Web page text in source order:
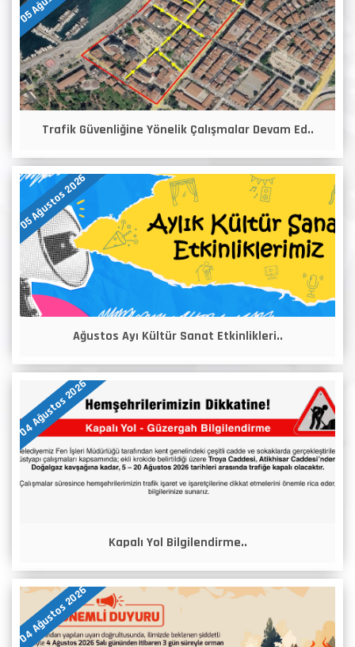
Trafik Güvenliğine Yönelik Çalışmalar Devam Ed..
05 Ağustos 2026
Ağustos Ayı Kültür Sanat Etkinlikleri..
04 Ağustos 2026
Kapalı Yol Bilgilendirme..
04 Ağustos 2026